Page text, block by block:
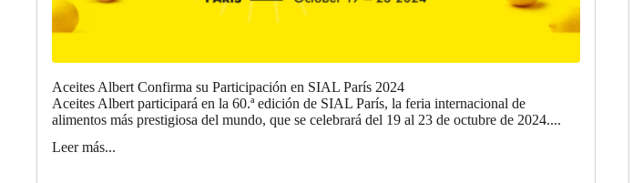
Aceites Albert Confirma su Participación en SIAL París 2024
Aceites Albert participará en la 60.ª edición de SIAL París, la feria internacional de
alimentos más prestigiosa del mundo, que se celebrará del 19 al 23 de octubre de 2024....
Leer más...